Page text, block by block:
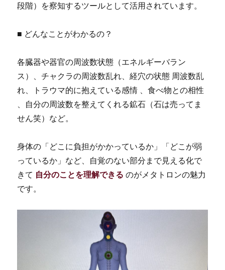
段階）を察知するツールとして活用されています。
■ どんなことがわかるの？
各臓器や器官の周波数状態（エネルギーバラン
ス）、チャクラの周波数乱れ、経穴の状態 周波数乱
れ、トラウマ的に抱えている感情 、食べ物との相性
、自分の周波数を整えてくれる鉱石（石は売ってま
せん笑）など。
身体の「どこに負担がかかっているか」「どこが弱
っているか」など、自覚のない部分まで見える化で
きて 自分のことを理解できる のがメタトロンの魅力
です。